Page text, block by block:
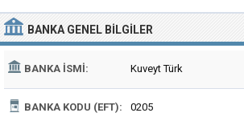
BANKA GENEL BILGILER
BANKA İSMI: Kuveyt Türk
BANKA KODU (EFT): 0205